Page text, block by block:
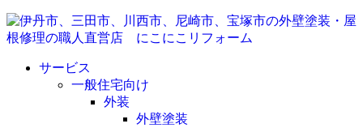
サービス
一般住宅向け
外装
外壁塗装